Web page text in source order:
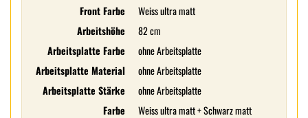
Front Farbe
Weiss ultra matt
Arbeitshöhe
82 cm
Arbeitsplatte Farbe
ohne Arbeitsplatte
Arbeitsplatte Material
ohne Arbeitsplatte
Arbeitsplatte Stärke
ohne Arbeitsplatte
Farbe
Weiss ultra matt + Schwarz matt